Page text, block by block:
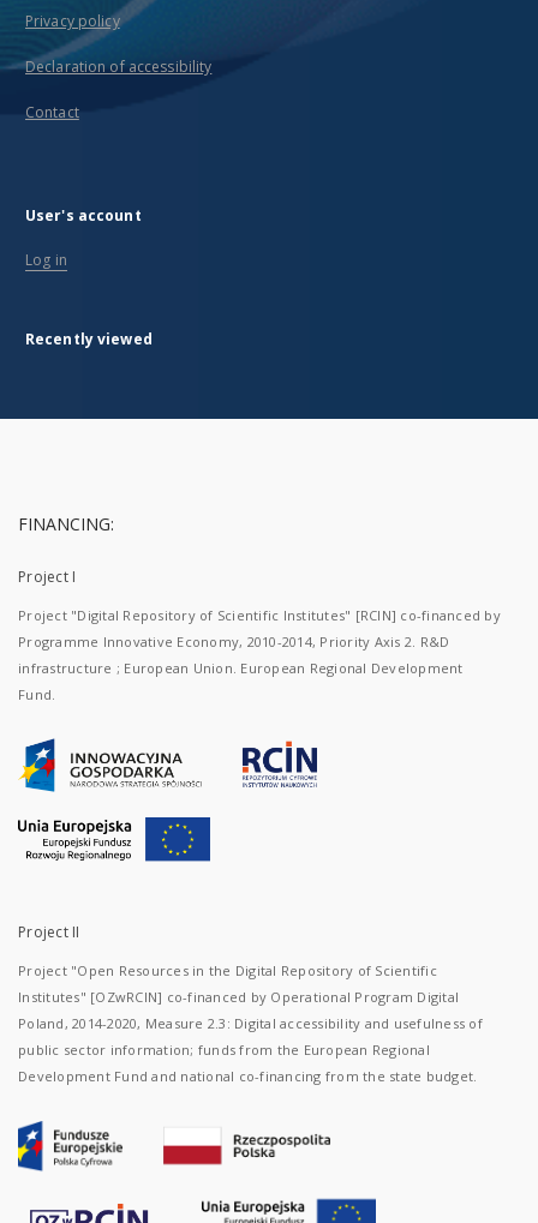
Privacy policy
Declaration of accessibility
Contact
User's account
Log in
Recently viewed
FINANCING:
Project I
Project "Digital Repository of Scientific Institutes" [RCIN] co-financed by
Programme Innovative Economy, 2010-2014, Priority Axis 2. R&D
infrastructure ; European Union. European Regional Development
Fund.
Project II
Project "Open Resources in the Digital Repository of Scientific
Institutes" [OZwRCIN] co-financed by Operational Program Digital
Poland, 2014-2020, Measure 2.3: Digital accessibility and usefulness of
public sector information; funds from the European Regional
Development Fund and national co-financing from the state budget.